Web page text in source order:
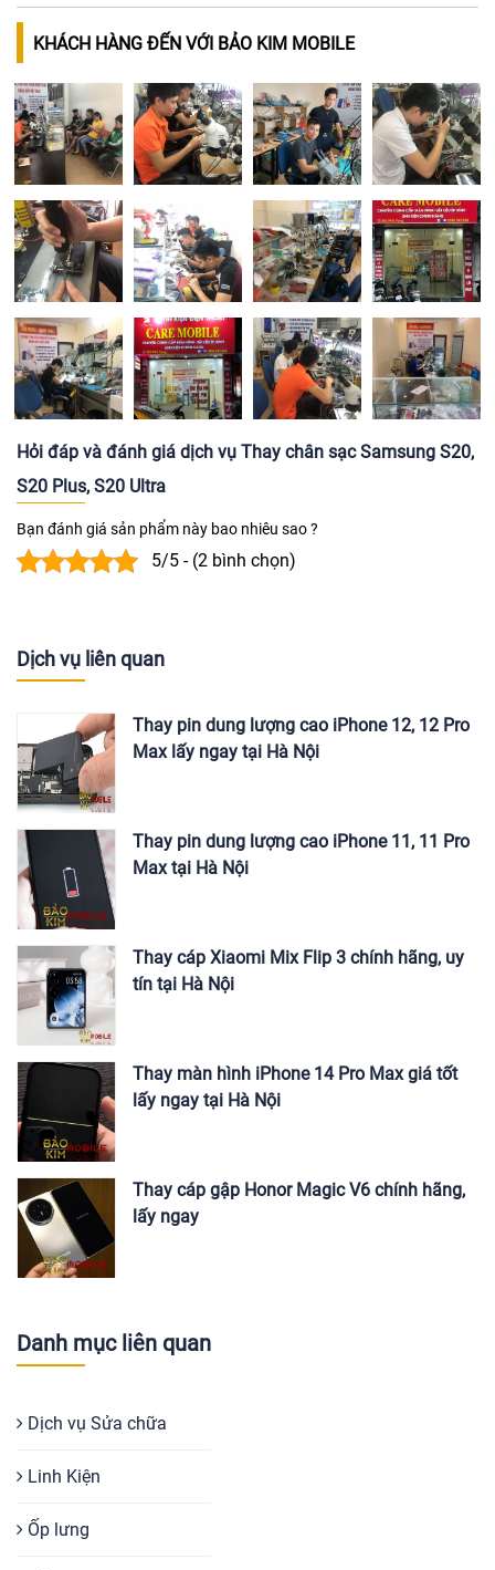
KHÁCH HÀNG ĐẾN VỚI BẢO KIM MOBILE
Hỏi đáp và đánh giá dịch vụ Thay chân sạc Samsung S20,
S20 Plus, S20 Ultra
Bạn đánh giá sản phẩm này bao nhiêu sao ?
5/5 - (2 bình chọn)
Dịch vụ liên quan
Thay pin dung lượng cao iPhone 12, 12 Pro
Max lấy ngay tại Hà Nội
Thay pin dung lượng cao iPhone 11, 11 Pro
Max tại Hà Nội
Thay cáp Xiaomi Mix Flip 3 chính hãng, uy
tín tại Hà Nội
Thay màn hình iPhone 14 Pro Max giá tốt
lấy ngay tại Hà Nội
Thay cáp gập Honor Magic V6 chính hãng,
lấy ngay
Danh mục liên quan
Dịch vụ Sửa chữa
Linh Kiện
Ốp lưng